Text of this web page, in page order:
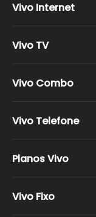
Vivo Internet
Vivo Fibra
Vivo TV
Vivo TV Ultra HD
Vivo TV Full HD
Vivo Combo
Vivo Telefone
Planos Vivo
Vivo Pós-pago
Vivo Fixo